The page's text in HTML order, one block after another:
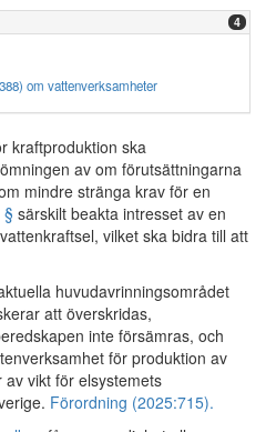
4
om vattenverksamheter
kraftproduktion ska
av om förutsättningarna
mindre stränga krav för en
§ särskilt beakta intresset av en
vilket ska bidra till att
huvudavrinningsområdet
att överskridas,
inte försämras, och
för produktion av
vikt för elsystemets
Förordning (2025:715).